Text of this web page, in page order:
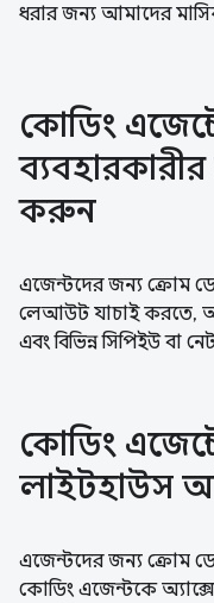
ধরার জন্য আমাদের
কোডিং
করুন
এজেন্টদের জন্য ক্রোম
লেআউট যাচাই করতে,
এবং বিভিন্ন সিপিইউ বা
কোডিং
লাইটহাউস
এজেন্টদের জন্য ক্রোম
কোডিং এজেন্টকে